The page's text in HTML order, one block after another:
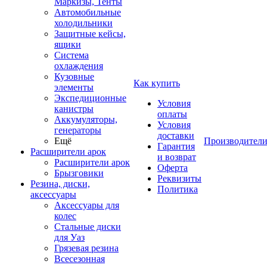
Автомобильные
холодильники
Защитные кейсы,
ящики
Система
охлаждения
Кузовные
элементы
Экспедиционные
канистры
Аккумуляторы,
генераторы
Ещё
Расширители арок
Расширители арок
Брызговики
Резина, диски,
аксессуары
Аксессуары для
колес
Стальные диски
для Уаз
Грязевая резина
Всесезонная
Как купить
Условия
оплаты
Условия
доставки
Гарантия
и возврат
Оферта
Реквизиты
Политика
Производители